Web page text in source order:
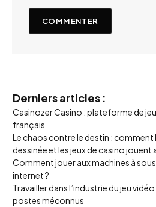
Derniers articles :
Casinozer Casino : plateforme de
français
Le chaos contre le destin : comment
dessinée et les jeux de casino jouent
Comment jouer aux machines à
internet ?
Travailler dans l’industrie du jeu
postes méconnus